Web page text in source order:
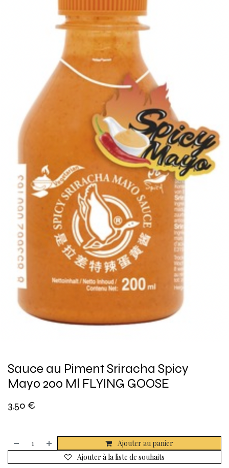
Sauce au Piment Sriracha Spicy
Mayo 200 Ml FLYING GOOSE
3,50 €
Ajouter au panier
Ajouter à la liste de souhaits